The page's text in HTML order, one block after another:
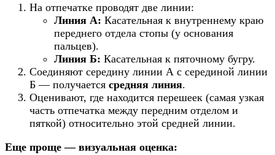
На отпечатке проводят две линии:
Линия А: Касательная к внутреннему краю
переднего отдела стопы (у основания
пальцев).
Линия Б: Касательная к пяточному бугру.
Соединяют середину линии А с серединой линии
Б — получается средняя линия.
Оценивают, где находится перешеек (самая узкая
часть отпечатка между передним отделом и
пяткой) относительно этой средней линии.
Еще проще — визуальная оценка: